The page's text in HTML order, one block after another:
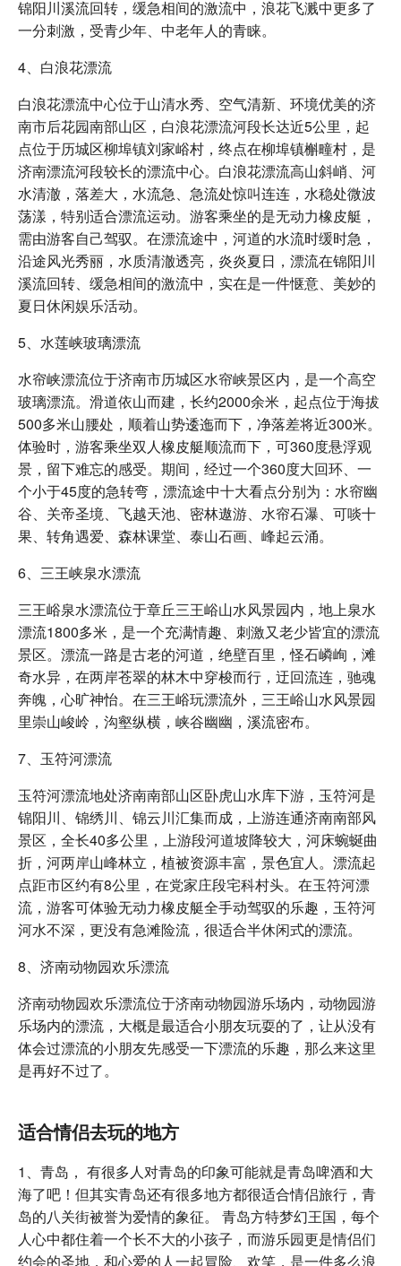
锦阳川溪流回转，缓急相间的激流中，浪花飞溅中更多了
一分刺激，受青少年、中老年人的青睐。
4、白浪花漂流
白浪花漂流中心位于山清水秀、空气清新、环境优美的济
南市后花园南部山区，白浪花漂流河段长达近5公里，起
点位于历城区柳埠镇刘家峪村，终点在柳埠镇槲疃村，是
济南漂流河段较长的漂流中心。白浪花漂流高山斜峭、河
水清澈，落差大，水流急、急流处惊叫连连，水稳处微波
荡漾，特别适合漂流运动。游客乘坐的是无动力橡皮艇，
需由游客自己驾驭。在漂流途中，河道的水流时缓时急，
沿途风光秀丽，水质清澈透亮，炎炎夏日，漂流在锦阳川
溪流回转、缓急相间的激流中，实在是一件惬意、美妙的
夏日休闲娱乐活动。
5、水莲峡玻璃漂流
水帘峡漂流位于济南市历城区水帘峡景区内，是一个高空
玻璃漂流。滑道依山而建，长约2000余米，起点位于海拔
500多米山腰处，顺着山势逶迤而下，净落差将近300米。
体验时，游客乘坐双人橡皮艇顺流而下，可360度悬浮观
景，留下难忘的感受。期间，经过一个360度大回环、一
个小于45度的急转弯，漂流途中十大看点分别为：水帘幽
谷、关帝圣境、飞越天池、密林遨游、水帘石瀑、可啖十
果、转角遇爱、森林课堂、泰山石画、峰起云涌。
6、三王峡泉水漂流
三王峪泉水漂流位于章丘三王峪山水风景园内，地上泉水
漂流1800多米，是一个充满情趣、刺激又老少皆宜的漂流
景区。漂流一路是古老的河道，绝壁百里，怪石嶙峋，滩
奇水异，在两岸苍翠的林木中穿梭而行，迂回流连，驰魂
奔魄，心旷神怡。在三王峪玩漂流外，三王峪山水风景园
里崇山峻岭，沟壑纵横，峡谷幽幽，溪流密布。
7、玉符河漂流
玉符河漂流地处济南南部山区卧虎山水库下游，玉符河是
锦阳川、锦绣川、锦云川汇集而成，上游连通济南南部风
景区，全长40多公里，上游段河道坡降较大，河床蜿蜒曲
折，河两岸山峰林立，植被资源丰富，景色宜人。漂流起
点距市区约有8公里，在党家庄段宅科村头。在玉符河漂
流，游客可体验无动力橡皮艇全手动驾驭的乐趣，玉符河
河水不深，更没有急滩险流，很适合半休闲式的漂流。
8、济南动物园欢乐漂流
济南动物园欢乐漂流位于济南动物园游乐场内，动物园游
乐场内的漂流，大概是最适合小朋友玩耍的了，让从没有
体会过漂流的小朋友先感受一下漂流的乐趣，那么来这里
是再好不过了。
适合情侣去玩的地方
1、青岛， 有很多人对青岛的印象可能就是青岛啤酒和大
海了吧！但其实青岛还有很多地方都很适合情侣旅行，青
岛的八关街被誉为爱情的象征。 青岛方特梦幻王国，每个
人心中都住着一个长不大的小孩子，而游乐园更是情侣们
约会的圣地，和心爱的人一起冒险、欢笑，是一件多么浪